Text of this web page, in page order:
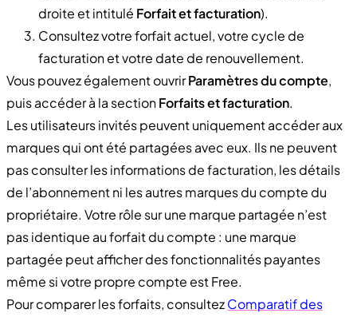
droite et intitulé Forfait et facturation).
Consultez votre forfait actuel, votre cycle de
facturation et votre date de renouvellement.
Vous pouvez également ouvrirParamètres du compte,
puis accéder à la sectionForfaits et facturation.
Les utilisateurs invités peuvent uniquement accéder aux
marques qui ont été partagées avec eux. Ils ne peuvent
pas consulter les informations de facturation, les détails
de l’abonnement ni les autres marques du compte du
propriétaire. Votre rôle sur une marque partagée n’est
pas identique au forfait du compte : une marque
partagée peut afficher des fonctionnalités payantes
même si votre propre compte est Free.
Pour comparer les forfaits, consultezComparatif des